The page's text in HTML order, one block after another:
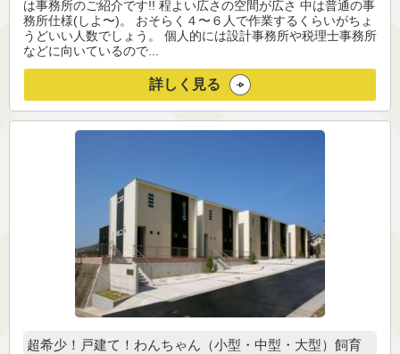
は事務所のご紹介です!! 程よい広さの空間が広さ 中は普通の事
務所仕様(しよ〜)。 おそらく４〜６人で作業するくらいがちょ
うどいい人数でしょう。 個人的には設計事務所や税理士事務所
などに向いているので...
詳しく見る
超希少！戸建て！わんちゃん（小型・中型・大型）飼育